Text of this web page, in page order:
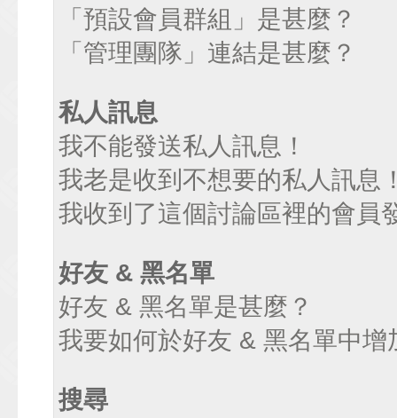
「預設會員群組」是甚麼？
「管理團隊」連結是甚麼？
私人訊息
我不能發送私人訊息！
我老是收到不想要的私人訊息
我收到了這個討論區裡的會員
好友 & 黑名單
好友 & 黑名單是甚麼？
我要如何於好友 & 黑名單中增
搜尋